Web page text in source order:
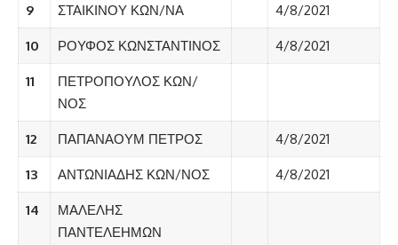
9 ΣΤΑΙΚΙΝΟΥ ΚΩΝ/ΝΑ 4/8/2021
10 ΡΟΥΦΟΣ ΚΩΝΣΤΑΝΤΙΝΟΣ 4/8/2021
11
ΠΕΤΡΟΠΟΥΛΟΣ ΚΩΝ/
ΝΟΣ
12 ΠΑΠΑΝΑΟΥΜ ΠΕΤΡΟΣ 4/8/2021
13 ΑΝΤΩΝΙΑΔΗΣ ΚΩΝ/ΝΟΣ 4/8/2021
14
ΜΑΛΕΛΗΣ
ΠΑΝΤΕΛΕΗΜΩΝ